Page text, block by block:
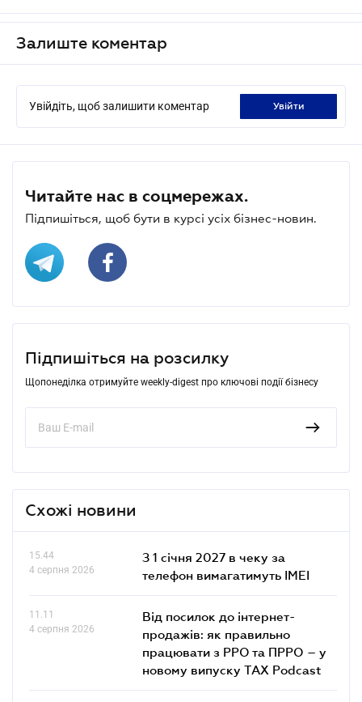
Залиште коментар
Увійдіть, щоб залишити коментар увійти
Читайте нас в соцмережах.
Підпишіться, щоб бути в курсі усіх бізнес-новин.
Підпишіться на розсилку
Щопонеділка отримуйте weekly-digest про ключові події бізнесу
Схожі новини
15.44
4 серпня 2026
З 1 січня 2027 в чеку за
телефон вимагатимуть IMEI
11.11
4 серпня 2026
Від посилок до інтернет-
продажів: як правильно
працювати з РРО та ПРРО – у
новому випуску TAX Podcast